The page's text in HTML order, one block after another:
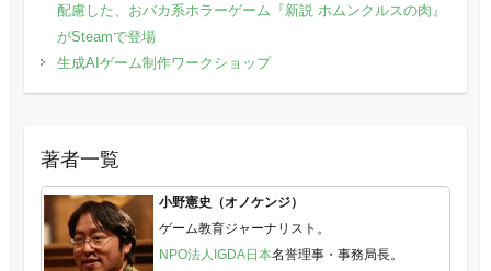
配慮した、おバカ系ホラーゲーム『新説 ホムンクルスの肉』
がSteamで登場
生成AIゲーム制作ワークショップ
著者一覧
小野憲史（オノケンジ）
ゲーム教育ジャーナリスト。
NPO法人IGDA日本名誉理事・事務局長。